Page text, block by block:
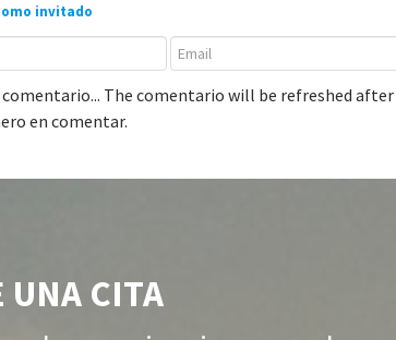
invitado
The comentario will be refreshed after
en comentar.
UNA CITA